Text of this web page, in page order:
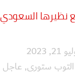
نظيرها السعودي
2023
التوب ستوري, عاجل